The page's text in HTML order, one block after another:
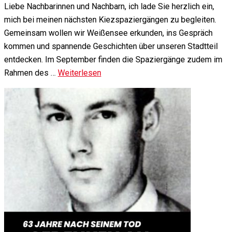
Liebe Nachbarinnen und Nachbarn, ich lade Sie herzlich ein,
mich bei meinen nächsten Kiezspaziergängen zu begleiten.
Gemeinsam wollen wir Weißensee erkunden, ins Gespräch
kommen und spannende Geschichten über unseren Stadtteil
entdecken. Im September finden die Spaziergänge zudem im
Rahmen des … Weiterlesen